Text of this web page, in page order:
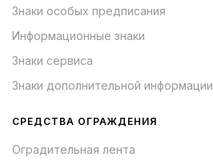
Знаки особых предписания
Информационные знаки
Знаки сервиса
Знаки дополнительной информации
СРЕДСТВА ОГРАЖДЕНИЯ
Оградительная лента